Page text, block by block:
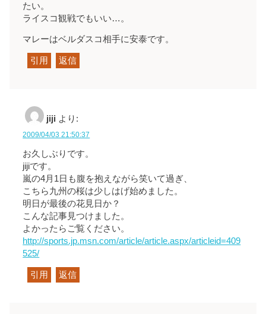
たい。
ライスコ観戦でもいい…。
マレーはベルダスコ相手に安泰です。
引用 返信
jiji より:
2009/04/03 21:50:37
お久しぶりです。
jijiです。
嵐の4月1日も腹を抱えながら笑いて過ぎ、
こちら九州の桜は少しはげ始めました。
明日が最後の花見日か？
こんな記事見つけました。
よかったらご覧ください。
http://sports.jp.msn.com/article/article.aspx/articleid=409
525/
引用 返信